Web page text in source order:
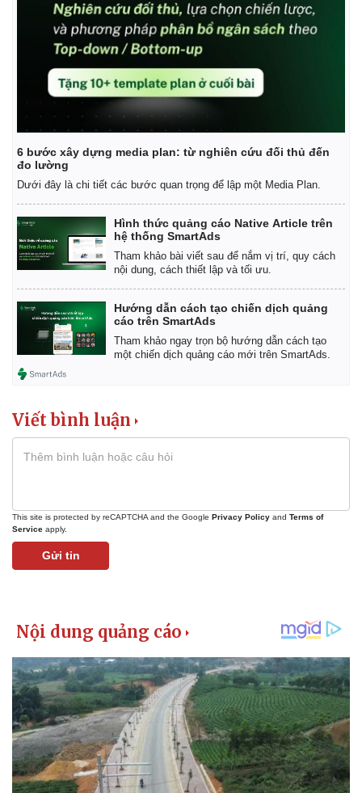
Khởi nghiệp
Tiêu dùng
Tỷ giá
Chứng khoán
Pháp luật
Vụ án
Quân sự - Quốc phòng
Vũ khí
6 bước xây dựng media plan: từ nghiên cứu đối thủ đến
đo lường
Dưới đây là chi tiết các bước quan trọng để lập một Media Plan.
Hình thức quảng cáo Native Article trên
hệ thống SmartAds
Tham khảo bài viết sau để nắm vị trí, quy cách
nội dung, cách thiết lập và tối ưu.
Hướng dẫn cách tạo chiến dịch quảng
cáo trên SmartAds
Tham khảo ngay trọn bộ hướng dẫn cách tạo
một chiến dịch quảng cáo mới trên SmartAds.
Viết bình luận
This site is protected by reCAPTCHA and the Google Privacy Policy and Terms of
Service apply.
Gửi tin